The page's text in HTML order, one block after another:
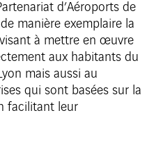
d’Aéroports de
manière exemplaire la
à mettre en œuvre
aux habitants du
mais aussi au
qui sont basées sur la
facilitant leur